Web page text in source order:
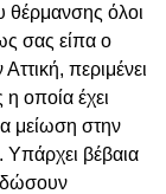
θέρμανσης όλοι
σας είπα ο
περιμένει
οποία έχει
μείωση στην
Υπάρχει βέβαια
δώσουν